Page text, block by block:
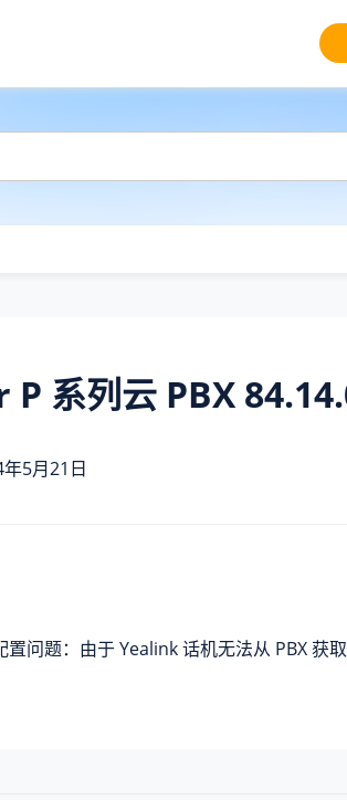
系列云 PBX
5月21日
置问题：由于 Yealink 话机无法从 PBX 获